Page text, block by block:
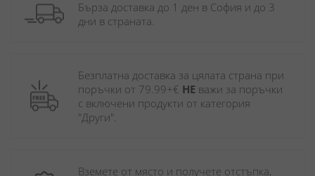
Бърза доставка до 1 ден в София и до 3
дни в страната.
Безплатна доставка за цялата страна при
поръчки от 79.99+€ НЕ важи за поръчки
с включени продукти от категория
"Други".
Вземете от място и получете отстъпка,